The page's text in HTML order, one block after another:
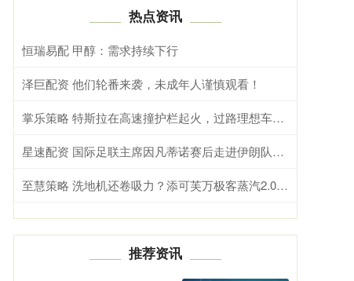
热点资讯
恒瑞易配 甲醇：需求持续下行
泽巨配资 他们轮番来袭，未成年人谨慎观看！
掌乐策略 特斯拉在高速撞护栏起火，过路理想车主拼命救下司机，李想发文回应：救人车主已找到，不要去管什么双标，坚持做自己认为正确的事就好
星速配资 国际足联主席因凡蒂诺赛后走进伊朗队更衣室，“你们比一切困难都更强大”
至慧策略 洗地机还卷吸力？添可芙万极客蒸汽2.0狠多了
推荐资讯